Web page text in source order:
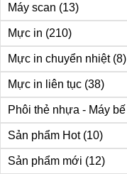
Máy scan (13)
Mực in (210)
Mực in chuyển nhiệt (8)
Mực in liên tục (38)
Phôi thẻ nhựa - Máy
Sản phẩm Hot (10)
Sản phẩm mới (12)